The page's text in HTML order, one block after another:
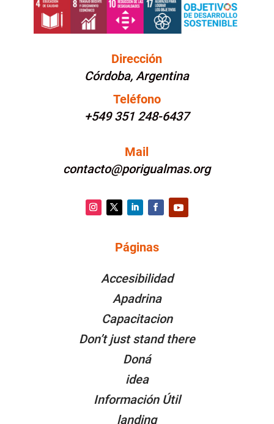
Dirección
Córdoba, Argentina
Teléfono
+549 351 248-6437
Mail
contacto@porigualmas.org
Facebook
Páginas
Accesibilidad
Apadrina
Capacitacion
Don’t just stand there
Doná
idea
Información Útil
landing